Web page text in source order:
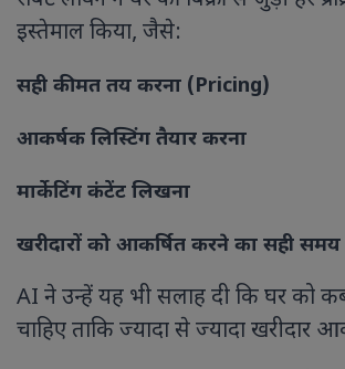
इस्तेमाल किया, जैसे:
सही कीमत तय करना (Pricing)
आकर्षक लिस्टिंग तैयार करना
मार्केटिंग कंटेंट लिखना
खरीदारों को आकर्षित करने का सही
AI ने उन्हें यह भी सलाह दी कि घर को
चाहिए ताकि ज्यादा से ज्यादा खरीदार